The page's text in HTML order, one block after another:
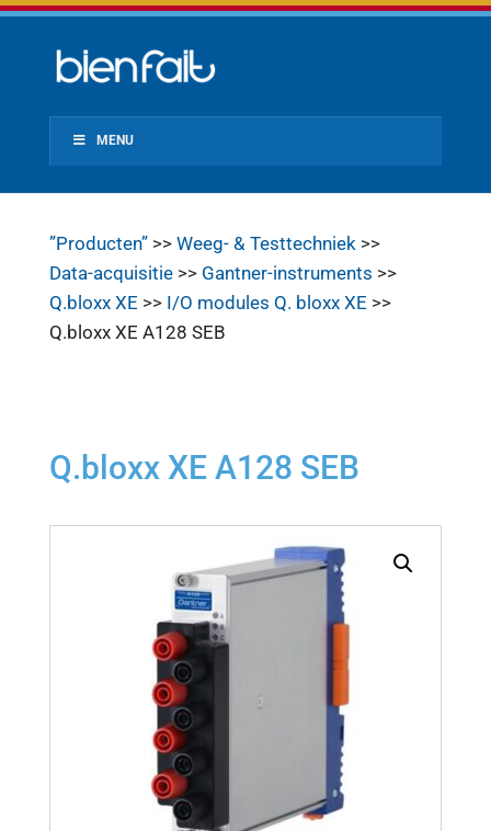
MENU
”Producten”>> Weeg- & Testtechniek>>
Data-acquisitie>> Gantner-instruments >>
Q.bloxx XE >> I/O modules Q. bloxx XE >>
Q.bloxx XE A128 SEB
Q.bloxx XE A128 SEB